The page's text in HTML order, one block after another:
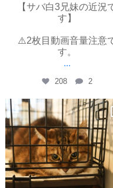
【サバ白3兄妹の近況
す】
⚠️2枚目動画音量注意
す。
...
208 2
yayoinekokyoto
6月 27